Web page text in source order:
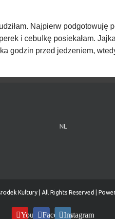
Najpierw podgotowuję
i cebulkę posiekałam.
godzin przed jedzeniem,
NL
Kultury | All Rights Reserved |
YouTubeFacebookInstagram